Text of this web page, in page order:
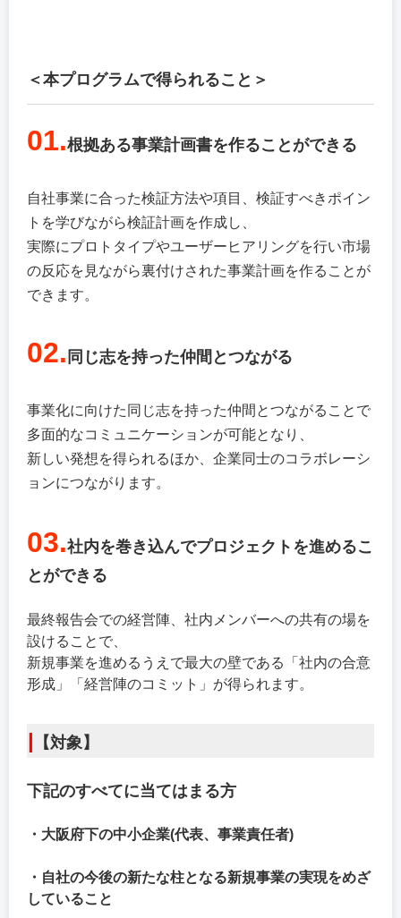
＜本プログラムで得られること＞
01.根拠ある事業計画書を作ることができる
自社事業に合った検証方法や項目、検証すべきポイン
トを学びながら検証計画を作成し、
実際にプロトタイプやユーザーヒアリングを行い市場
の反応を見ながら裏付けされた事業計画を作ることが
できます。
02. 同じ志を持った仲間とつながる
事業化に向けた同じ志を持った仲間とつながることで
多面的なコミュニケーションが可能となり、
新しい発想を得られるほか、企業同士のコラボレーシ
ョンにつながります。
03.社内を巻き込んでプロジェクトを進めるこ
とができる
最終報告会での経営陣、社内メンバーへの共有の場を
設けることで、
新規事業を進めるうえで最大の壁である「社内の合意
形成」「経営陣のコミット」が得られます。
| 【対象】
下記のすべてに当てはまる方
・大阪府下の中小企業(代表、事業責任者)
・自社の今後の新たな柱となる新規事業の実現をめざ
していること